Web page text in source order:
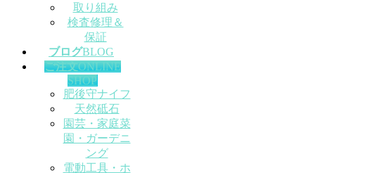
取り組み
検査修理＆
保証
ブログBLOG
ご注文ONLINE
SHOP
肥後守ナイフ
天然砥石
園芸・家庭菜
園・ガーデニ
ング
電動工具・ホ